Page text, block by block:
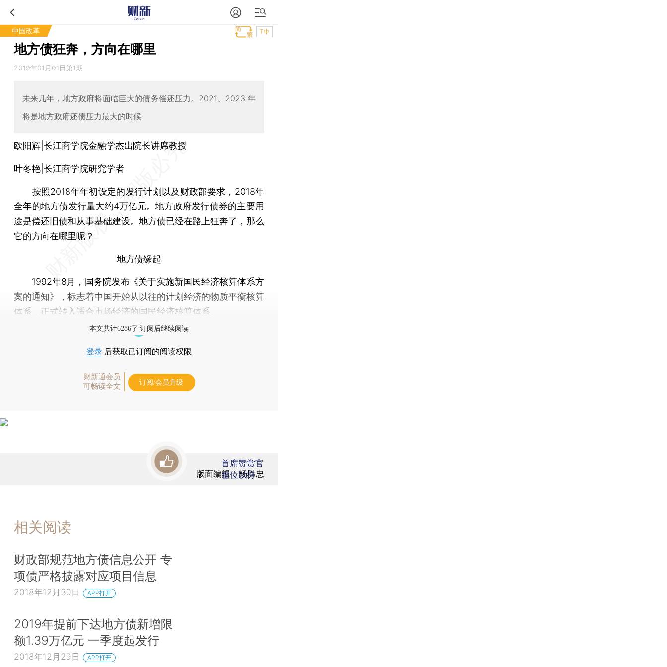
中国改革 T中
地方债狂奔，方向在哪里
2019年01月01日第1期
未来几年，地方政府将面临巨大的债务偿还压力。2021、2023 年
将是地方政府还债压力最大的时候
欧阳辉|长江商学院金融学杰出院长讲席教授
叶冬艳|长江商学院研究学者
按照2018年年初设定的发行计划以及财政部要求，2018年
全年的地方债发行量大约4万亿元。地方政府发行债券的主要用
途是偿还旧债和从事基础建设。地方债已经在路上狂奔了，那么
它的方向在哪里呢？
地方债缘起
1992年8月，国务院发布《关于实施新国民经济核算体系方
案的通知》，标志着中国开始从以往的计划经济的物质平衡核算
体系，正式转入适合市场经济的国民经济核算体系。
本文共计6286字 订阅后继续阅读
登录 后获取已订阅的阅读权限
财新通会员
可畅读全文
订阅/会员升级
版面编辑：杨胜忠
首席赞赏官
虚位以待
相关阅读
财政部规范地方债信息公开 专
项债严格披露对应项目信息
2018年12月30日 APP打开
2019年提前下达地方债新增限
额1.39万亿元 一季度起发行
2018年12月29日 APP打开